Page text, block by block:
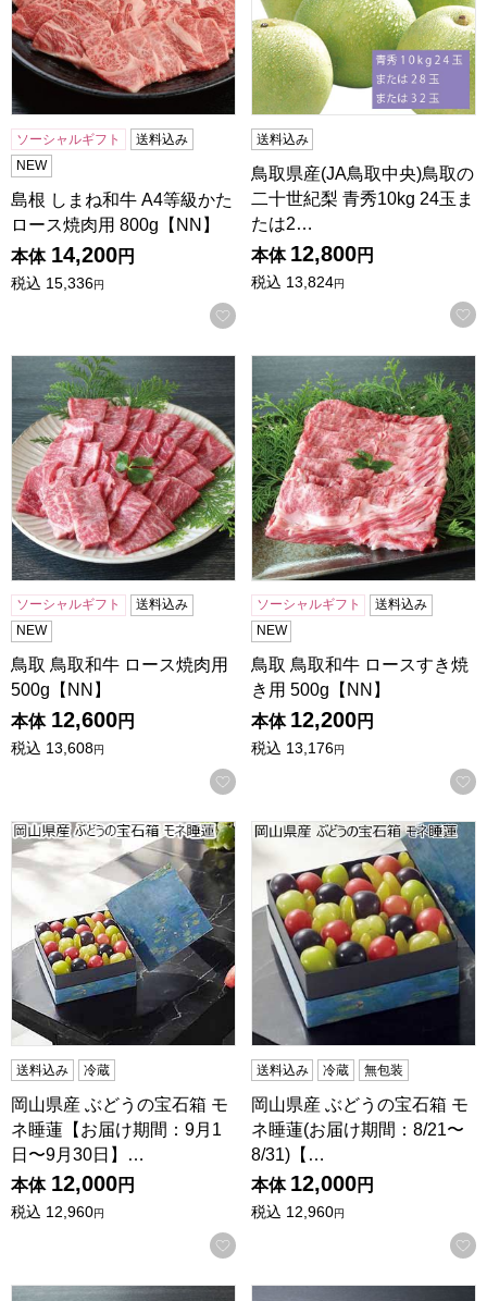
ソーシャルギフト
送料込み
NEW
島根 しまね和牛 A4等級かた
ロース焼肉用 800g【NN】
本体 14,200円
税込 15,336円
お気に入りに登録する
送料込み
鳥取県産(JA鳥取中央)鳥取の
二十世紀梨 青秀10kg 24玉ま
たは2…
本体 12,800円
税込 13,824円
鳥取 鳥取和牛 ロース焼肉用 500g【NN】
ソーシャルギフト
送料込み
NEW
鳥取 鳥取和牛 ロース焼肉用
500g【NN】
本体 12,600円
税込 13,608円
お気に入りに登録する
鳥取 鳥取和牛 ロースすき焼
ソーシャルギフト
送料込み
NEW
鳥取 鳥取和牛 ロースすき焼
き用 500g【NN】
本体 12,200円
税込 13,176円
岡山県産 ぶどうの宝石箱 モネ睡蓮【お届け期間：9月1日〜
送料込み 冷蔵
岡山県産 ぶどうの宝石箱 モ
ネ睡蓮【お届け期間：9月1
日〜9月30日】…
本体 12,000円
税込 12,960円
お気に入りに登録する
岡山県産 ぶどうの宝石箱 モ
送料込み 冷蔵 無包装
岡山県産 ぶどうの宝石箱 モ
ネ睡蓮(お届け期間：8/21〜
8/31)【…
本体 12,000円
税込 12,960円
鳥取 鳥取和牛 サーロインステーキ用 180g×2枚【NN】